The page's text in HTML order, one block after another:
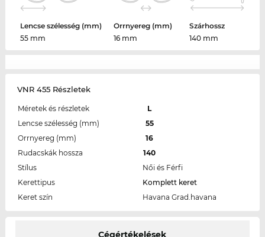
Lencse szélesség (mm)
55 mm
Orrnyereg (mm)
16 mm
Szárhossz
140 mm
VNR 455 Részletek
Méretek és részletek
L
Lencse szélesség (mm)
55
Orrnyereg (mm)
16
Rudacskák hossza
140
Stílus
Női és Férfi
Kerettipus
Komplett keret
Keret szín
Havana Grad.havana
Cégértékelések